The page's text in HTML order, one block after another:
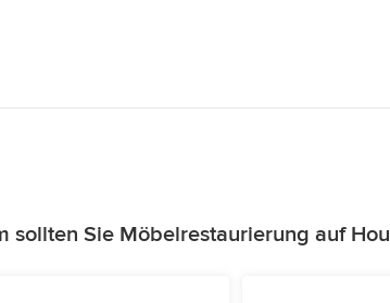
sollten Sie Möbelrestaurierung auf